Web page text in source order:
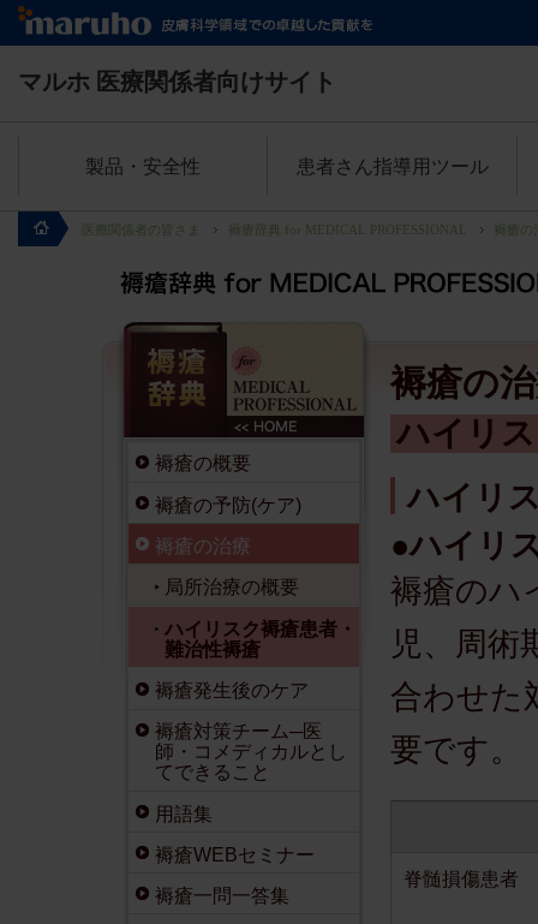
マルホ 医療関係者向けサイト
製品・安全性 患者さん指導用ツール
医療関係者の皆さま 褥瘡辞典 for MEDICAL PROFESSIONAL 褥瘡の
褥瘡の概要
褥瘡の予防(ケア)
褥瘡の治療
局所治療の概要
ハイリスク褥瘡患者・
難治性褥瘡
褥瘡発生後のケア
褥瘡対策チーム─医
師・コメディカルとし
てできること
用語集
褥瘡WEBセミナー
褥瘡一問一答集
褥瘡の
ハイリ
ハイリ
●ハイリ
褥瘡のハ
児、周術
合わせた
要です。
脊髄損傷患者